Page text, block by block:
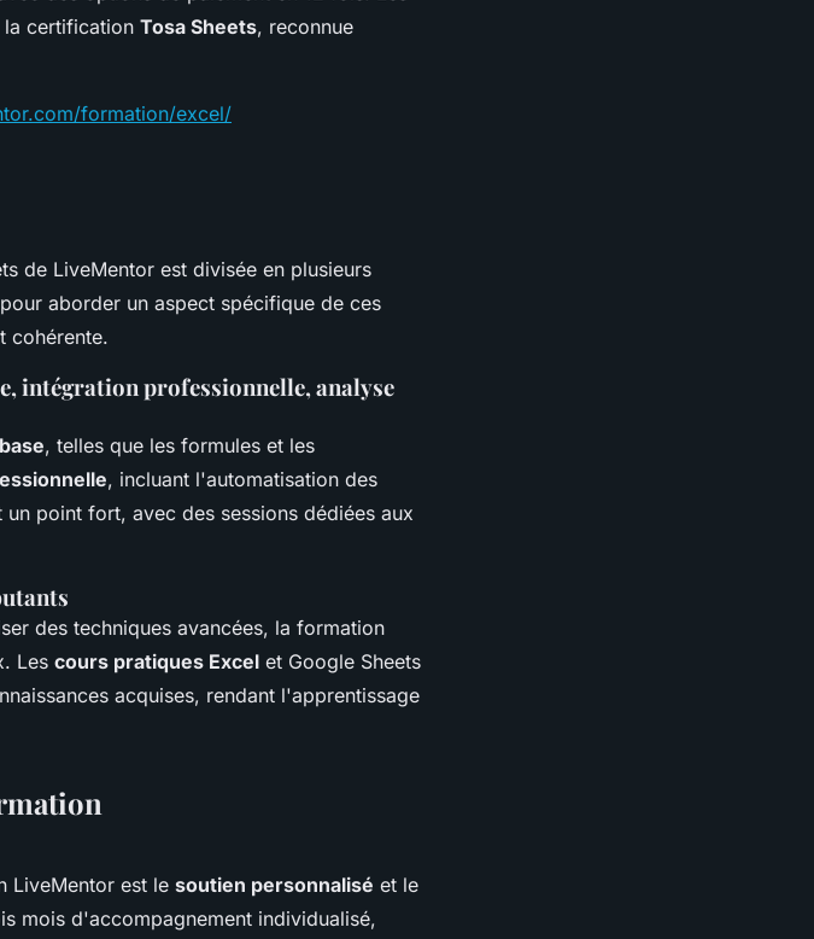
la certification Tosa Sheets, reconnue
formation/excel/
de LiveMentor est divisée en plusieurs
aborder un aspect spécifique de ces
cohérente.
intégration professionnelle, analyse
, telles que les formules et les
, incluant l'automatisation des
un point fort, avec des sessions dédiées aux
des techniques avancées, la formation
Les cours pratiques Excel et Google Sheets
acquises, rendant l'apprentissage
LiveMentor est le soutien personnalisé et le
mois d'accompagnement individualisé,